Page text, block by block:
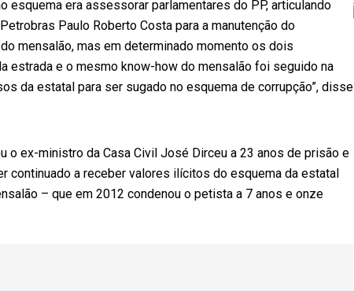
esquema era assessorar parlamentares do PP, articulando
Paulo Roberto Costa para a manutenção do
mensalão, mas em determinado momento os dois
estrada e o mesmo know-how do mensalão foi seguido na
da estatal para ser sugado no esquema de corrupção”, disse
o ex-ministro da Casa Civil José Dirceu a 23 anos de prisão e
continuado a receber valores ilícitos do esquema da estatal
– que em 2012 condenou o petista a 7 anos e onze